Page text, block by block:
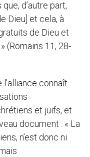
d’autre part,
Dieu] et cela, à
de Dieu et
(Romains 11, 28-
connaît
et juifs, et
document : « La
n’est donc ni